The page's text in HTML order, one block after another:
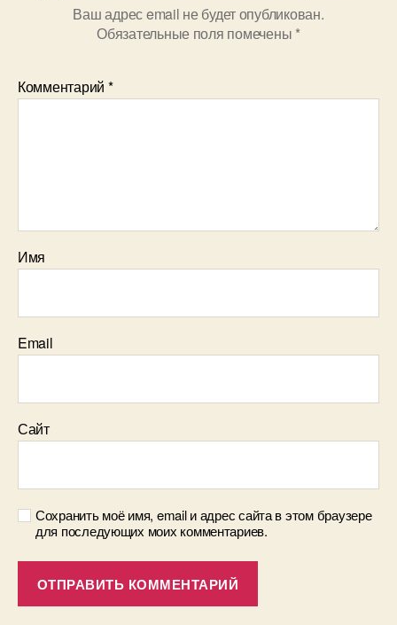
Ваш адрес email не будет опубликован.
Обязательные поля помечены *
Комментарий *
Имя
Email
Сайт
Сохранить моё имя, email и адрес сайта в этом браузере
для последующих моих комментариев.